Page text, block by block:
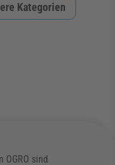
Kategorien
OGRO sind